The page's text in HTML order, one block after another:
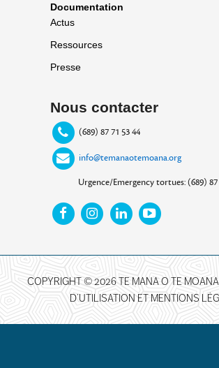
Documentation
Actus
Ressources
Presse
Nous contacter
(689) 87 71 53 44
info@temanaotemoana.org
Urgence/Emergency tortues: (689) 87
COPYRIGHT © 2026 TE MANA O TE
D’UTILISATION ET MENTIONS